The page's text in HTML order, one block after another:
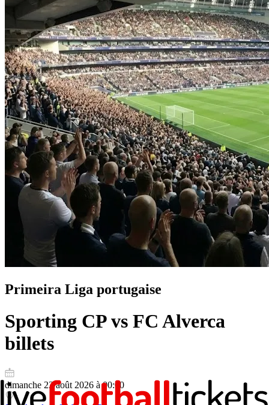
Primeira Liga portugaise
Sporting CP vs FC Alverca
billets
dimanche 23 août 2026 à 00:00